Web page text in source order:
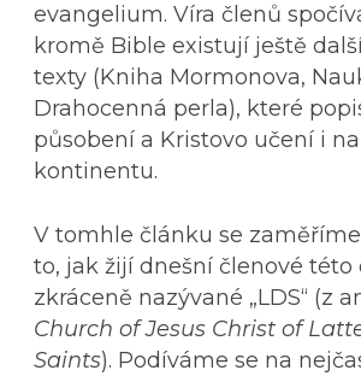
evangelium. Víra členů
kromě Bible existují ještě
texty (Kniha Mormonova,
Drahocenná perla), které
působení a Kristovo učení i
kontinentu.
V tomhle článku se
to, jak žijí dnešní členové této
zkráceně nazývané „LDS“ (z
Church of Jesus Christ of
Saints). Podíváme se na